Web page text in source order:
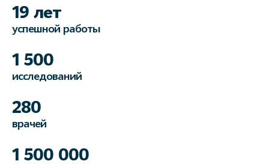
19 лет
успешной работы
1 500
исследований
280
врачей
1 500 000